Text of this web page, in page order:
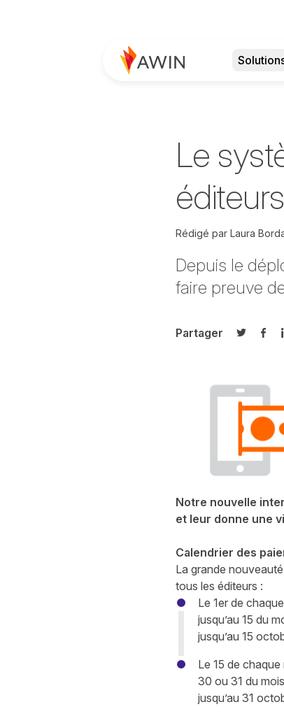
Le
Rédigé par Laura
Depuis le
faire preuve
Partager
Partager
Notre nouvelle
et leur donne une
Calendrier des
La grande
tous les éditeurs :
Le 1er de
jusqu’au 15 du
jusqu’au 15
Le 15 de
30 ou 31 du
jusqu’au 31